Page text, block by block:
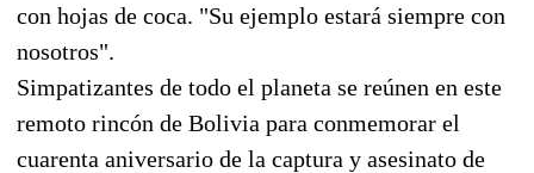
con hojas de coca. "Su ejemplo estará siempre con
nosotros".
Simpatizantes de todo el planeta se reúnen en este
remoto rincón de Bolivia para conmemorar el
cuarenta aniversario de la captura y asesinato de